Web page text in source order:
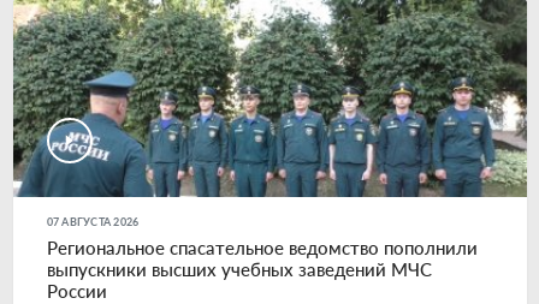
07 АВГУСТА 2026
Региональное спасательное ведомство пополнили
выпускники высших учебных заведений МЧС
России